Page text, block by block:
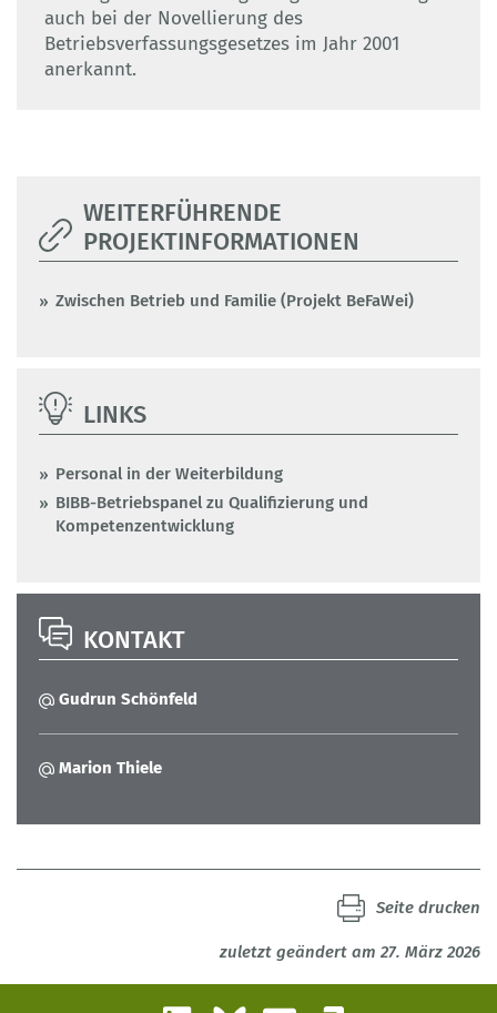
auch bei der Novellierung des
Betriebsverfassungsgesetzes im Jahr 2001
anerkannt.
WEITERFÜHRENDE
PROJEKTINFORMATIONEN
Zwischen Betrieb und Familie (Projekt BeFaWei)
LINKS
Personal in der Weiterbildung
BIBB-Betriebspanel zu Qualifizierung und
Kompetenzentwicklung
KONTAKT
Gudrun Schönfeld
Marion Thiele
zuletzt geändert am 27. März 2026
Seite drucken